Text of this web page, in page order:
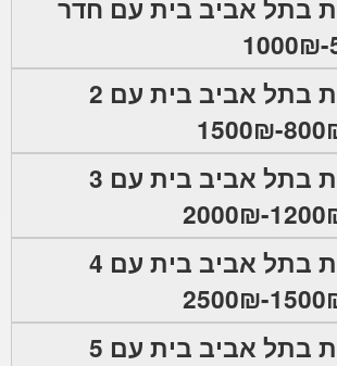
בתל אביב בית עם חדר
מחיר הובלות בתל אביב בית עם 2
מחיר הובלות בתל אביב בית עם 3
מחיר הובלות בתל אביב בית עם 4
מחיר הובלות בתל אביב בית עם 5